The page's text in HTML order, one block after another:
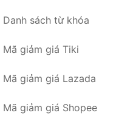
Danh sách từ khóa
Mã giảm giá Tiki
Mã giảm giá Lazada
Mã giảm giá Shopee